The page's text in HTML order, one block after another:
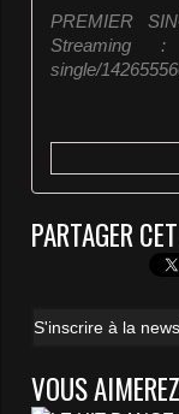
PREMIER
Streaming :
single/
PARTAGER
S'inscrire à la
VOUS